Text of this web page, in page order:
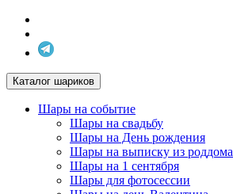
Каталог шариков
Шары на событие
Шары на свадьбу
Шары на День рождения
Шары на выписку из роддома
Шары на 1 сентября
Шары для фотосессии